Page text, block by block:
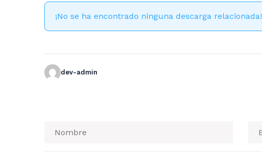
¡No se ha encontrado ninguna descarga relacionada!
dev-admin